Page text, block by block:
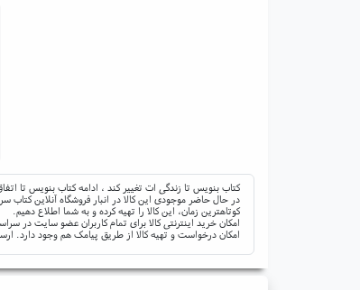
کتاب بنویس تا زندگی ات تغییر کند ، ادامه کتاب بنویس تا
در حال حاضر موجودی این کالا در انبار فروشگاه آنلاین
کوتاهترین زمان، این کالا را تهیه کرده و به شما اطلاع دهیم.
امکان خرید اینترنتی کالا برای تمام کاربران عضو سایت
امکان درخواست و تهیه کالا از طریق پیامک هم وجود دارد.